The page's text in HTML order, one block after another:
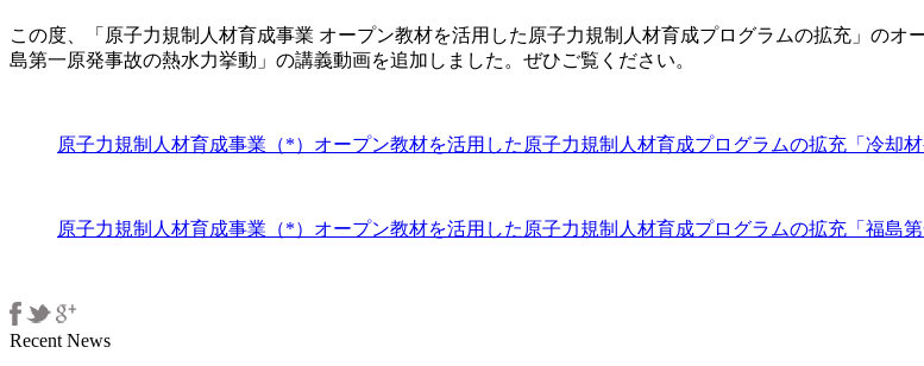
力
規
育
ロ
拡
この度、「原子力規制人材育成事業 オープン教材を活用した原子力規制人材育成プログラムの拡充」のオ
島第一原発事故の熱水力挙動」の講義動画を追加しました。ぜひご覧ください。
原子力規制人材育成事業（*）オープン教材を活用した原子力規制人材育成プログラムの拡充「冷却材
原子力規制人材育成事業（*）オープン教材を活用した原子力規制人材育成プログラムの拡充「福島第
Recent News